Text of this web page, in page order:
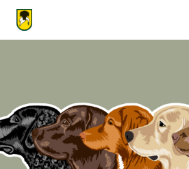
Siirry
sivun
sisältöön
Suomen Noutajakoirajärjestö ry